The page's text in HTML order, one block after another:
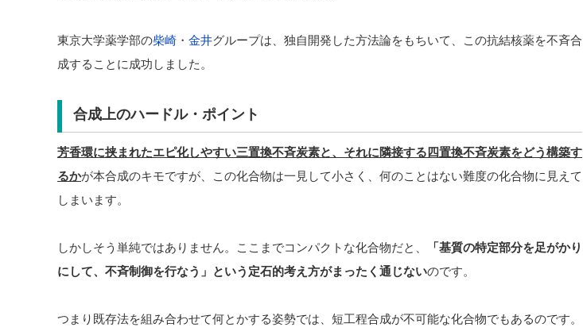
東京大学薬学部の柴崎 ・ 金井グループは、独自開発した方法論をもちいて、この抗結核薬を不斉合
成することに成功しました。
合成上のハードル・ポイント
芳香環に挟まれたエピ化しやすい三置換不斉炭素と、それに隣接する四置換不斉炭素をどう構築す
るかが本合成のキモですが、この化合物は一見して小さく、何のことはない難度の化合物に見えて
しまいます。
しかしそう単純ではありません。ここまでコンパクトな化合物だと、
「基質の特定部分を足がかり
にして、不斉制御を行なう」という定石的考え方がまったく通じないのです。
つまり既存法を組み合わせて何とかする姿勢では、短工程合成が不可能な化合物でもあるのです。